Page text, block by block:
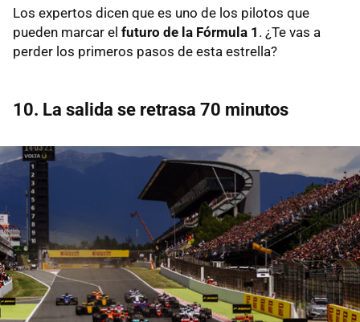
Los expertos dicen que es uno de los pilotos que
pueden marcar el futuro de la Fórmula 1 . ¿Te vas a
perder los primeros pasos de esta estrella?
10. La salida se retrasa 70 minutos